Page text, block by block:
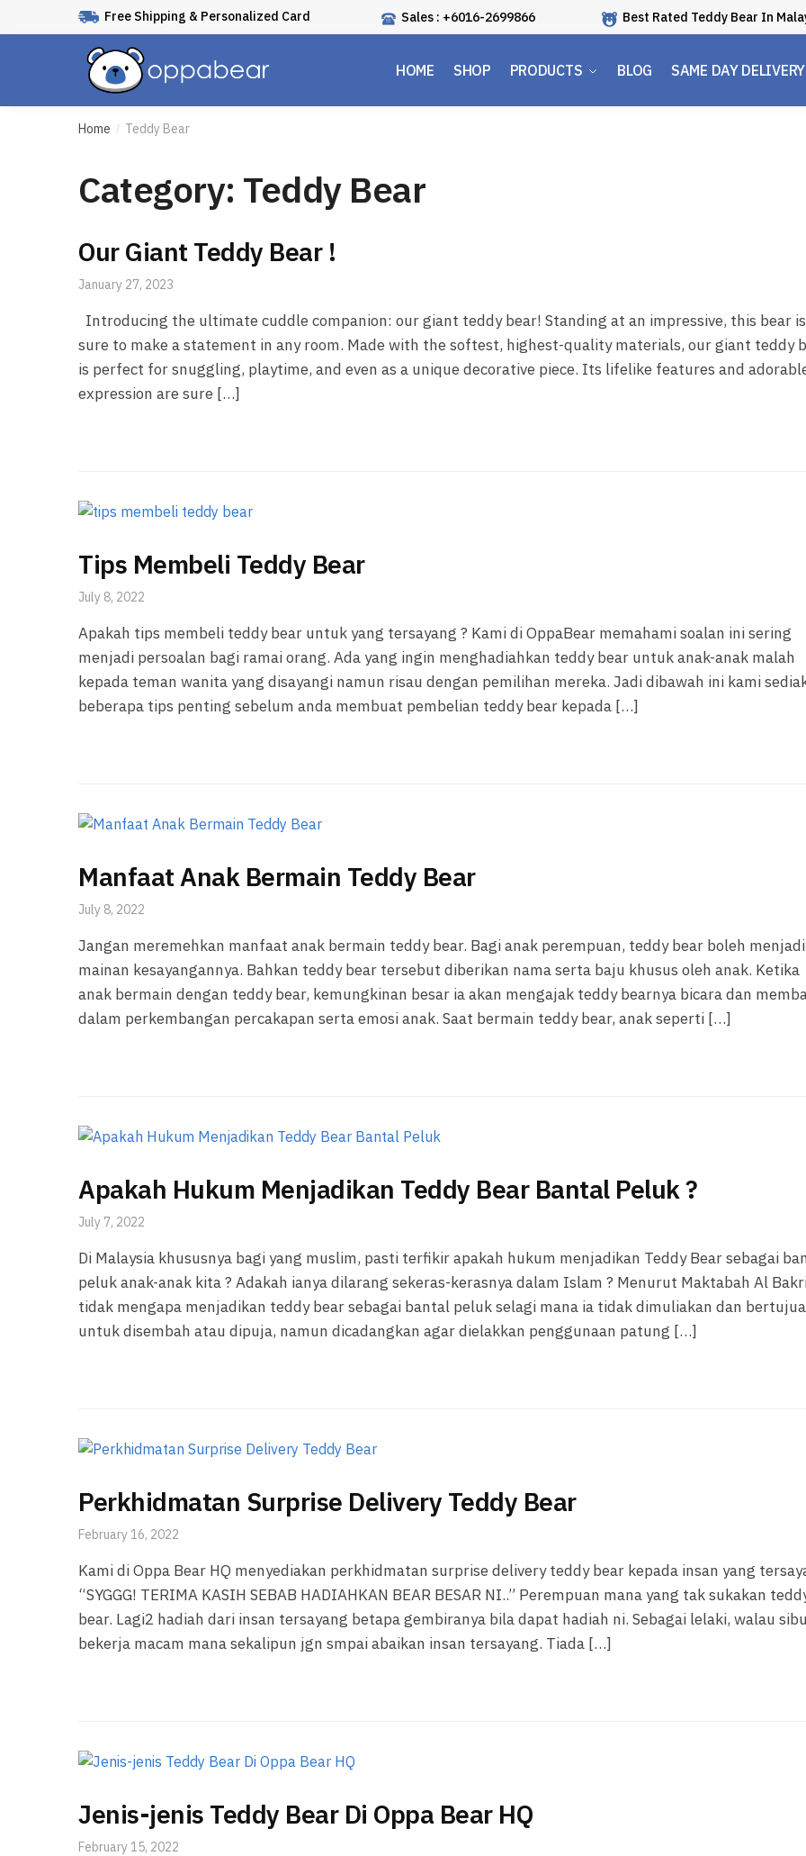
Free Shipping & Personalized Card Sales : +6016-2699866 Best Rated Teddy Bear In
HOME SHOP PRODUCTS BLOG SAME DAY DELIVERY
Home / Teddy Bear
Category: Teddy Bear
Our Giant Teddy Bear !
January 27, 2023
Introducing the ultimate cuddle companion: our giant teddy bear! Standing at an impressive, this bear is
sure to make a statement in any room. Made with the softest, highest-quality materials, our giant teddy
is perfect for snuggling, playtime, and even as a unique decorative piece. Its lifelike features and
expression are sure […]
Tips Membeli Teddy Bear
July 8, 2022
Apakah tips membeli teddy bear untuk yang tersayang ? Kami di OppaBear memahami soalan ini sering
menjadi persoalan bagi ramai orang. Ada yang ingin menghadiahkan teddy bear untuk anak-anak malah
kepada teman wanita yang disayangi namun risau dengan pemilihan mereka. Jadi dibawah ini kami
beberapa tips penting sebelum anda membuat pembelian teddy bear kepada […]
Manfaat Anak Bermain Teddy Bear
July 8, 2022
Jangan meremehkan manfaat anak bermain teddy bear. Bagi anak perempuan, teddy bear boleh menjadi
mainan kesayangannya. Bahkan teddy bear tersebut diberikan nama serta baju khusus oleh anak. Ketika
anak bermain dengan teddy bear, kemungkinan besar ia akan mengajak teddy bearnya bicara dan
dalam perkembangan percakapan serta emosi anak. Saat bermain teddy bear, anak seperti […]
Apakah Hukum Menjadikan Teddy Bear Bantal Peluk ?
July 7, 2022
Di Malaysia khususnya bagi yang muslim, pasti terfikir apakah hukum menjadikan Teddy Bear sebagai
peluk anak-anak kita ? Adakah ianya dilarang sekeras-kerasnya dalam Islam ? Menurut Maktabah Al
tidak mengapa menjadikan teddy bear sebagai bantal peluk selagi mana ia tidak dimuliakan dan
untuk disembah atau dipuja, namun dicadangkan agar dielakkan penggunaan patung […]
Perkhidmatan Surprise Delivery Teddy Bear
February 16, 2022
Kami di Oppa Bear HQ menyediakan perkhidmatan surprise delivery teddy bear kepada insan yang
“SYGGG! TERIMA KASIH SEBAB HADIAHKAN BEAR BESAR NI..” Perempuan mana yang tak sukakan
bear. Lagi2 hadiah dari insan tersayang betapa gembiranya bila dapat hadiah ni. Sebagai lelaki, walau
bekerja macam mana sekalipun jgn smpai abaikan insan tersayang. Tiada […]
Jenis-jenis Teddy Bear Di Oppa Bear HQ
February 15, 2022